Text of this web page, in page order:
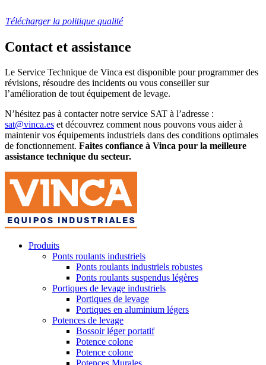
Télécharger la politique qualité
Contact et assistance
Le Service Technique de Vinca est disponible pour programmer des
révisions, résoudre des incidents ou vous conseiller sur
l’amélioration de tout équipement de levage.
N’hésitez pas à contacter notre service SAT à l’adresse :
sat@vinca.es et découvrez comment nous pouvons vous aider à
maintenir vos équipements industriels dans des conditions optimales
de fonctionnement. Faites confiance à Vinca pour la meilleure
assistance technique du secteur.
Produits
Ponts roulants industriels
Ponts roulants industriels robustes
Ponts roulants suspendus légères
Portiques de levage industriels
Portiques de levage
Portiques en aluminium légers
Potences de levage
Bossoir léger portatif
Potence colone
Potence colone
Potences Murales